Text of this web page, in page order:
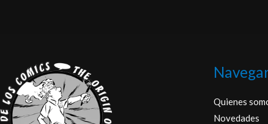
Quienes
Novedades